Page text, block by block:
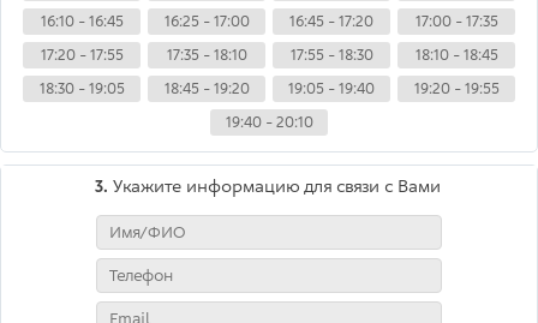
16:10 - 16:45
16:25 - 17:00 16:45 - 17:20
17:00 - 17:35
17:20 - 17:55
17:35 - 18:10 17:55 - 18:30
18:10 - 18:45
18:30 - 19:05
18:45 - 19:20 19:05 - 19:40
19:20 - 19:55
19:40 - 20:10
3. Укажите информацию для связи с Вами